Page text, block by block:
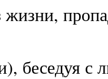
беседуя с